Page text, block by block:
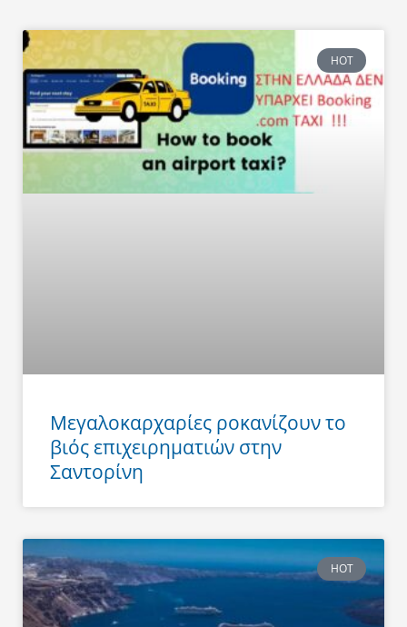
HOT
Μεγαλοκαρχαρίες ροκανίζουν το
βιός επιχειρηματιών στην
Σαντορίνη
HOT